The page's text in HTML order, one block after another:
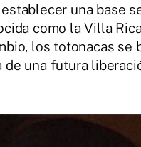
una base
como la Villa
los totonacas se
de una futura